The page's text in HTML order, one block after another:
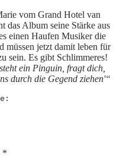
vom Grand Hotel van
das Album seine Stärke aus
einen Haufen Musiker die
müssen jetzt damit leben für
sein. Es gibt Schlimmeres!
ein Pinguin, fragt dich,
durch die Gegend ziehen'“
*